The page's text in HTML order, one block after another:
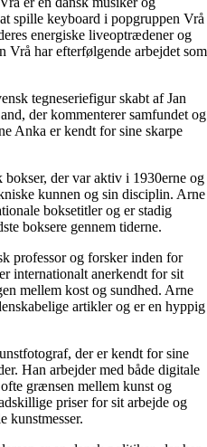
spille keyboard i popgruppen Vrå
energiske liveoptrædener og
Vrå har efterfølgende arbejdet som
tegneseriefigur skabt af Jan
der kommenterer samfundet og
Anka er kendt for sine skarpe
der var aktiv i 1930erne og
kunnen og sin disciplin. Arne
boksetitler og er stadig
boksere gennem tiderne.
professor og forsker inden for
internationalt anerkendt for sit
mellem kost og sundhed. Arne
artikler og er en hyppig
der er kendt for sine
Han arbejder med både digitale
grænsen mellem kunst og
priser for sit arbejde og
kunstmesser.